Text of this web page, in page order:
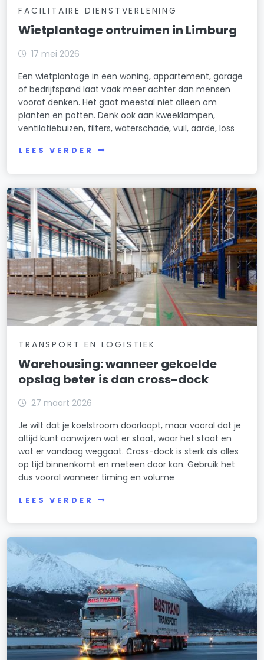
FACILITAIRE DIENSTVERLENING
Wietplantage ontruimen in Limburg
17 mei 2026
Een wietplantage in een woning, appartement, garage
of bedrijfspand laat vaak meer achter dan mensen
vooraf denken. Het gaat meestal niet alleen om
planten en potten. Denk ook aan kweeklampen,
ventilatiebuizen, filters, waterschade, vuil, aarde, loss
LEES VERDER
TRANSPORT EN LOGISTIEK
Warehousing: wanneer gekoelde
opslag beter is dan cross-dock
27 maart 2026
Je wilt dat je koelstroom doorloopt, maar vooral dat je
altijd kunt aanwijzen wat er staat, waar het staat en
wat er vandaag weggaat. Cross-dock is sterk als alles
op tijd binnenkomt en meteen door kan. Gebruik het
dus vooral wanneer timing en volume
LEES VERDER